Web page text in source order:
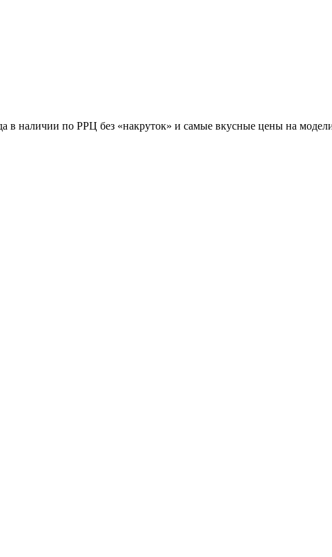
в наличии по РРЦ без «накруток» и самые вкусные цены на